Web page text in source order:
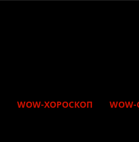
WOW-ХОРОСКОП